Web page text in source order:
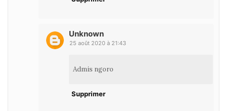
Unknown
25 août 2020 à 21:43
Admis ngoro
Supprimer